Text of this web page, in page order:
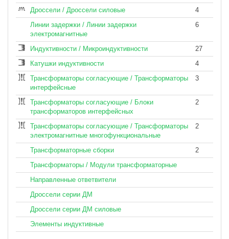
Дроссели / Дроссели силовые
4
Линии задержки / Линии задержки
электромагнитные
6
Индуктивности / Микроиндуктивности
27
Катушки индуктивности
4
Трансформаторы согласующие / Трансформаторы
интерфейсные
3
Трансформаторы согласующие / Блоки
трансформаторов интерфейсных
2
Трансформаторы согласующие / Трансформаторы
электромагнитные многофункциональные
2
Трансформаторные сборки
2
Трансформаторы / Модули трансформаторные
Направленные ответвители
Дроссели серии ДМ
Дроссели серии ДМ силовые
Элементы индуктивные